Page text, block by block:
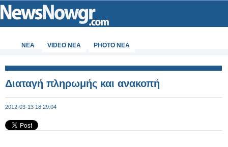
ΝΕΑ VIDEO NEA PHOTO NEA
Διαταγή πληρωμής και ανακοπή
2012-03-13 18:29:04